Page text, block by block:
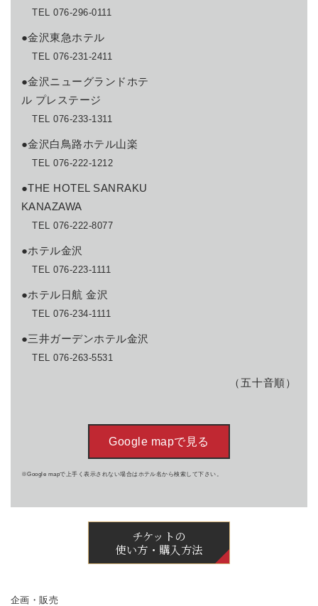
TEL 076-296-0111
●金沢東急ホテル
TEL 076-231-2411
●金沢ニューグランドホテ
ル プレステージ
TEL 076-233-1311
●金沢白鳥路ホテル山楽
TEL 076-222-1212
●THE HOTEL SANRAKU
KANAZAWA
TEL 076-222-8077
●ホテル金沢
TEL 076-223-1111
●ホテル日航 金沢
TEL 076-234-1111
●三井ガーデンホテル金沢
TEL 076-263-5531
（五十音順）
Google mapで見る
※Google mapで上手く表示されない場合はホテル名から検索して下さい。
チケットの
使い方・購入方法
企画・販売